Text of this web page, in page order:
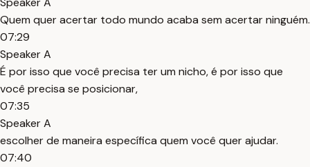
Quem quer acertar todo mundo acaba sem acertar ninguém.
07:29
Speaker A
É por isso que você precisa ter um nicho, é por isso que
você precisa se posicionar,
07:35
Speaker A
escolher de maneira específica quem você quer ajudar.
07:40